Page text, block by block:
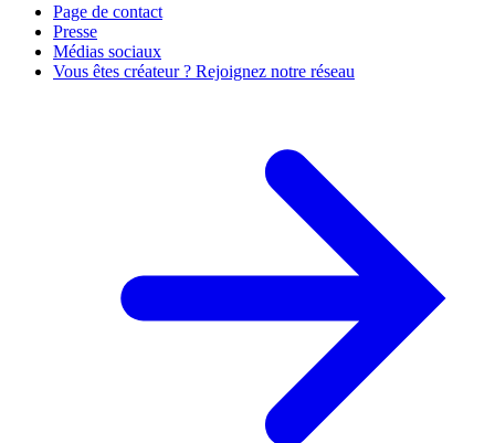
Page de contact
Presse
Médias sociaux
Vous êtes créateur ? Rejoignez notre réseau